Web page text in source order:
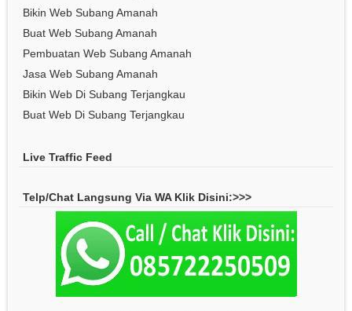
Bikin Web Subang Amanah
Buat Web Subang Amanah
Pembuatan Web Subang Amanah
Jasa Web Subang Amanah
Bikin Web Di Subang Terjangkau
Buat Web Di Subang Terjangkau
Live Traffic Feed
Telp/Chat Langsung Via WA Klik Disini:>>>